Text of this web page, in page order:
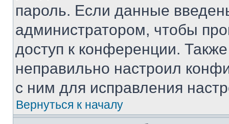
пароль. Если данные
администратором, чтобы
доступ к конференции.
неправильно настроил
с ним для исправления
Вернуться к началу